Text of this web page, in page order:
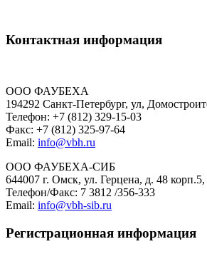
Контактная информация
ООО ФАУБЕХА
194292 Санкт-Петербург, ул,
Телефон: +7 (812) 329-15-03
Факс: +7 (812) 325-97-64
Email: info@vbh.ru
ООО ФАУБЕХА-СИБ
644007 г. Омск, ул. Герцена, д. 48
Телефон/Факс: 7 3812 /356-333
Email: info@vbh-sib.ru
Регистрационная информация